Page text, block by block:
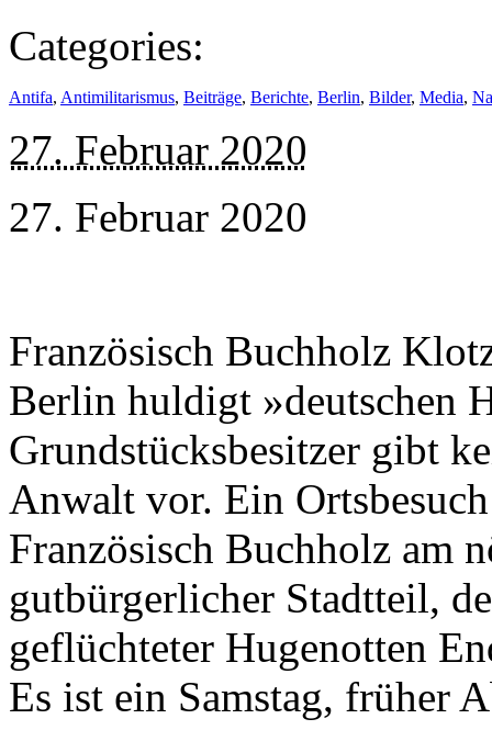
Categories:
Antifa, Antimilitarismus, Beiträge, Berichte, Berlin, Bilder, Media,
27. Februar 2020
27. Februar 2020
Französisch Buchholz
Berlin huldigt »deutschen
Grundstücksbesitzer gibt
Anwalt vor. Ein
Französisch Buchholz am
gutbürgerlicher Stadtteil,
geflüchteter Hugenotten
Es ist ein Samstag, früher